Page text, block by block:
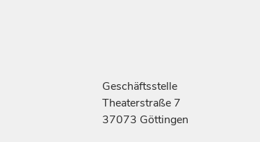
Geschäftsstelle
Theaterstraße 7
37073 Göttingen